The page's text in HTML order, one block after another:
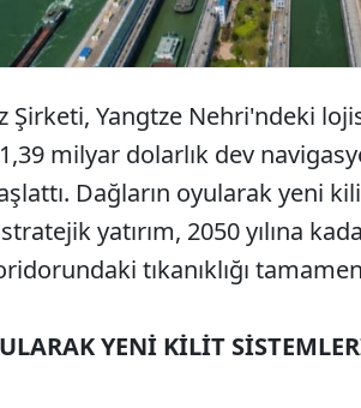
Şirketi, Yangtze Nehri'ndeki
milyar dolarlık dev
Dağların oyularak yeni
yatırım, 2050 yılına
tıkanıklığı
YENİ KİLİT